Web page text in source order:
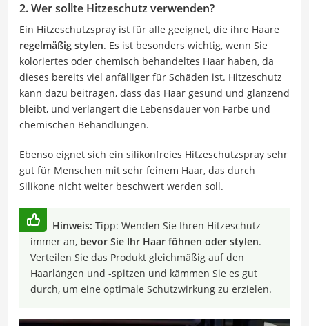
2. Wer sollte Hitzeschutz verwenden?
Ein Hitzeschutzspray ist für alle geeignet, die ihre Haare
regelmäßig stylen. Es ist besonders wichtig, wenn Sie
koloriertes oder chemisch behandeltes Haar haben, da
dieses bereits viel anfälliger für Schäden ist. Hitzeschutz
kann dazu beitragen, dass das Haar gesund und glänzend
bleibt, und verlängert die Lebensdauer von Farbe und
chemischen Behandlungen.
Ebenso eignet sich ein silikonfreies Hitzeschutzspray sehr
gut für Menschen mit sehr feinem Haar, das durch
Silikone nicht weiter beschwert werden soll.
Hinweis: Tipp: Wenden Sie Ihren Hitzeschutz
immer an, bevor Sie Ihr Haar föhnen oder stylen.
Verteilen Sie das Produkt gleichmäßig auf den
Haarlängen und -spitzen und kämmen Sie es gut
durch, um eine optimale Schutzwirkung zu erzielen.